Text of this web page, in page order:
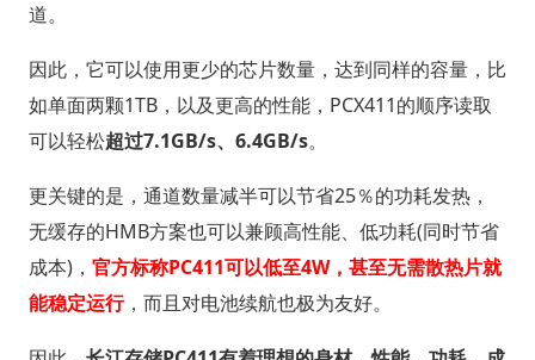
道。
因此，它可以使用更少的芯片数量，达到同样的容量，比
如单面两颗1TB，以及更高的性能，PCX411的顺序读取
可以轻松超过7.1GB/s、6.4GB/s。
更关键的是，通道数量减半可以节省25％的功耗发热，
无缓存的HMB方案也可以兼顾高性能、低功耗(同时节省
成本)， 官方标称PC411可以低至4W，甚至无需散热片就
能稳定运行，而且对电池续航也极为友好。